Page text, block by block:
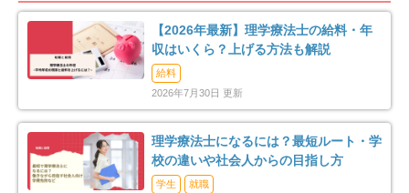
長生郡一宮町 1 長生郡睦沢町 2
長生郡長生村 長生郡白子町 2
長生郡長南町
夷隅郡大多喜町 3 安房郡鋸南町 1
【2026年最新】理学療法士の給料・年
収はいくら？上げる方法も解説
給料
2026年7月30日 更新
理学療法士になるには？最短ルート・学
校の違いや社会人からの目指し方
学生
就職